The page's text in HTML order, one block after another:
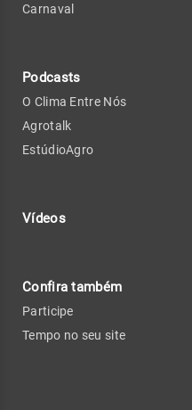
Carnaval
Podcasts
O Clima Entre Nós
Agrotalk
EstúdioAgro
Vídeos
Confira também
Participe
Tempo no seu site